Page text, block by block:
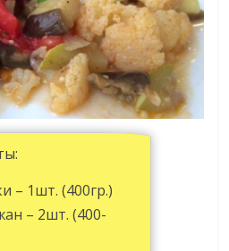
– 1шт. (400гр.)
– 2шт. (400-